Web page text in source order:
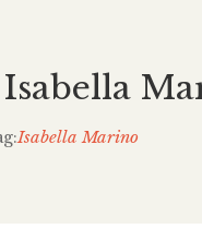
Isabella
Isabella Marino